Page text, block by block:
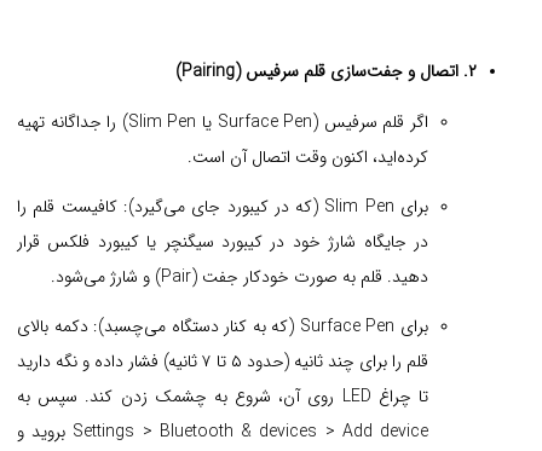
۲. اتصال و جفت‌سازی قلم سرفیس (Pairing)
اگر قلم سرفیس (Surface Pen یا Slim Pen) را جداگانه تهیه
کرده‌اید، اکنون وقت اتصال آن است.
برای Slim Pen (که در کیبورد جای می‌گیرد): کافیست قلم را
در جایگاه شارژ خود در کیبورد سیگنچر یا کیبورد فلکس قرار
دهید. قلم به صورت خودکار جفت (Pair) و شارژ می‌شود.
برای Surface Pen (که به کنار دستگاه می‌چسبد): دکمه بالای
قلم را برای چند ثانیه (حدود ۵ تا ۷ ثانیه) فشار داده و نگه دارید
تا چراغ LED روی آن، شروع به چشمک زدن کند. سپس به
Settings > Bluetooth & devices > Add device بروید و